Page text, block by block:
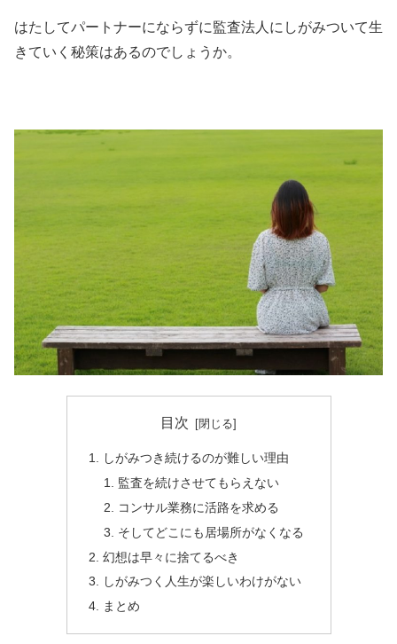
はたしてパートナーにならずに監査法人にしがみついて生
きていく秘策はあるのでしょうか。
目次
しがみつき続けるのが難しい理由
監査を続けさせてもらえない
コンサル業務に活路を求める
そしてどこにも居場所がなくなる
幻想は早々に捨てるべき
しがみつく人生が楽しいわけがない
まとめ